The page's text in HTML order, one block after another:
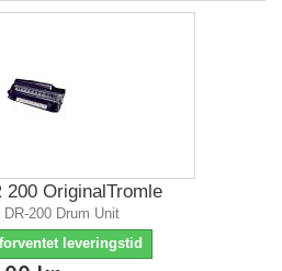
200 OriginalTromle
DR-200 Drum Unit
leveringstid